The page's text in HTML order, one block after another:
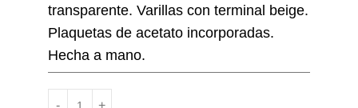
transparente. Varillas con terminal beige.
Plaquetas de acetato incorporadas.
Hecha a mano.